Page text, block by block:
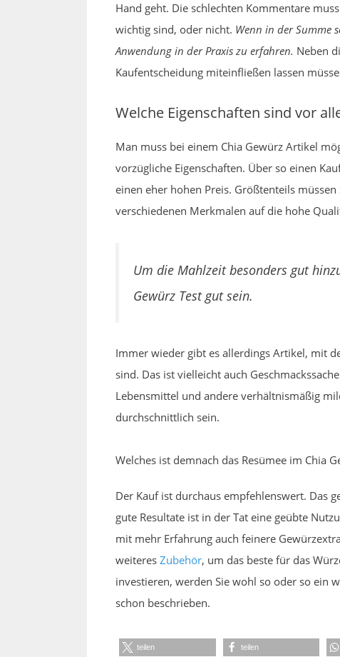
Hand geht. Die schlechten Kommentare
wichtig sind, oder nicht. Wenn in der Summe
Anwendung in der Praxis zu erfahren. Neben
Kaufentscheidung miteinfließen lassen
Welche Eigenschaften sind vor
Man muss bei einem Chia Gewürz Artikel
vorzügliche Eigenschaften. Über so einen
einen eher hohen Preis. Größtenteils
verschiedenen Merkmalen auf die hohe
Um die Mahlzeit besonders gut
Gewürz Test gut sein.
Immer wieder gibt es allerdings Artikel, mit
sind. Das ist vielleicht auch
Lebensmittel und andere verhältnismäßig
durchschnittlich sein.
Welches ist demnach das Resümee im Chia
Der Kauf ist durchaus empfehlenswert. Das
gute Resultate ist in der Tat eine geübte
mit mehr Erfahrung auch feinere
weiteres Zubehör, um das beste für das
investieren, werden Sie wohl so oder so ein
schon beschrieben.
teilen teilen